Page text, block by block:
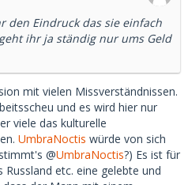
den Eindruck das sie einfach
ihr ja ständig nur ums Geld
mit vielen Missverständnissen.
und es wird hier nur
viele das kulturelle
UmbraNoctis würde von sich
@UmbraNoctis?) Es ist für
Russland etc. eine gelebte und